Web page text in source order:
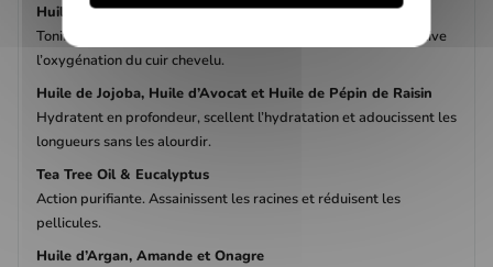
Huile de Menthe Poivrée
Tonifiante et rafraîchissante. Apaise les démangeaisons et active
l’oxygénation du cuir chevelu.
Huile de Jojoba, Huile d’Avocat et Huile de Pépin de Raisin
Hydratent en profondeur, scellent l’hydratation et adoucissent les
longueurs sans les alourdir.
Tea Tree Oil & Eucalyptus
Action purifiante. Assainissent les racines et réduisent les
pellicules.
Huile d’Argan, Amande et Onagre